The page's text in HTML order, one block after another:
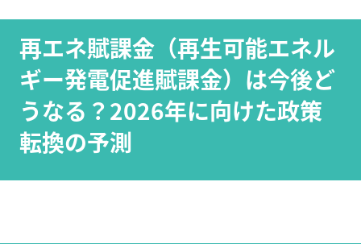
再エネ賦課金（再生可能エネル
ギー発電促進賦課金）は今後ど
うなる？2026年に向けた政策
転換の予測